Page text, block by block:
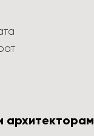
архитекторам